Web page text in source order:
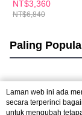
菌絲膠囊30日份
盒x3)｜護肝 增強
NT$3,360
NT$6,840
Paling
Tag Popular
Laman web ini ada
secara terperinci
untuk mengubah